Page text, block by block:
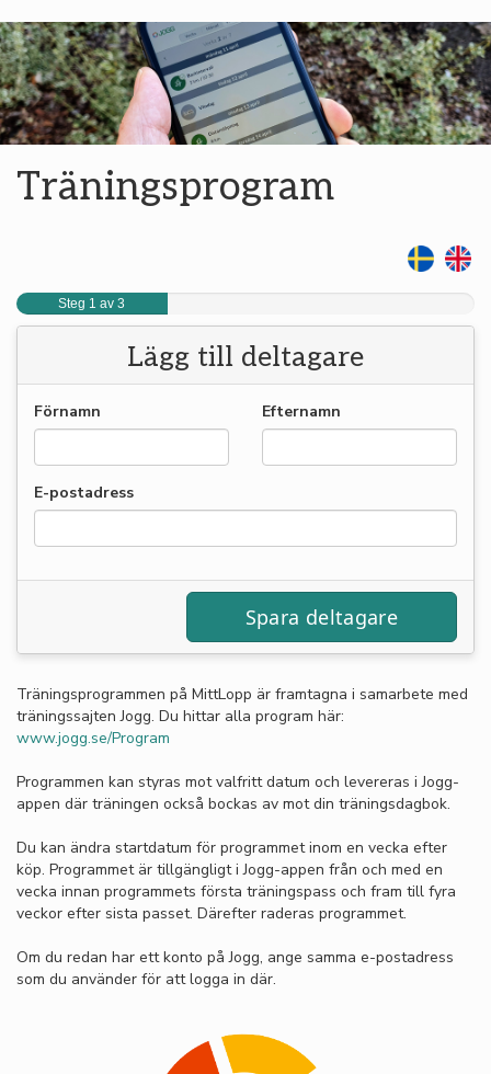
Träningsprogram
Steg 1 av 3
Lägg till deltagare
Förnamn Efternamn
E-postadress
Träningsprogrammen på MittLopp är framtagna i samarbete med
träningssajten Jogg. Du hittar alla program här:
www.jogg.se/Program
Programmen kan styras mot valfritt datum och levereras i Jogg-
appen där träningen också bockas av mot din träningsdagbok.
Du kan ändra startdatum för programmet inom en vecka efter
köp. Programmet är tillgängligt i Jogg-appen från och med en
vecka innan programmets första träningspass och fram till fyra
veckor efter sista passet. Därefter raderas programmet.
Om du redan har ett konto på Jogg, ange samma e-postadress
som du använder för att logga in där.